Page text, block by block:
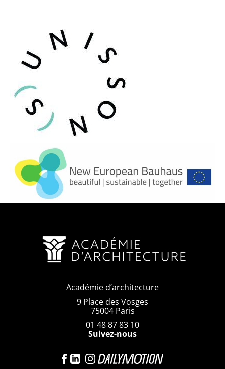
Académie d’architecture
9 Place des Vosges
75004 Paris
01 48 87 83 10
Suivez-nous